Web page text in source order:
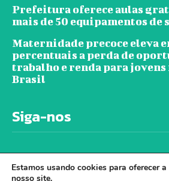
Prefeitura oferece aulas
mais de 50 equipamentos de
Maternidade precoce eleva
percentuais a perda de
trabalho e renda para
Brasil
Siga-nos
Estamos usando cookies para oferecer
nosso site.